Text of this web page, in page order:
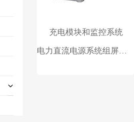
充电模块和监控系统
电力直流电源系统组屏用核心器件